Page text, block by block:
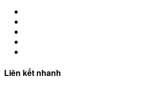
Liên kết nhanh